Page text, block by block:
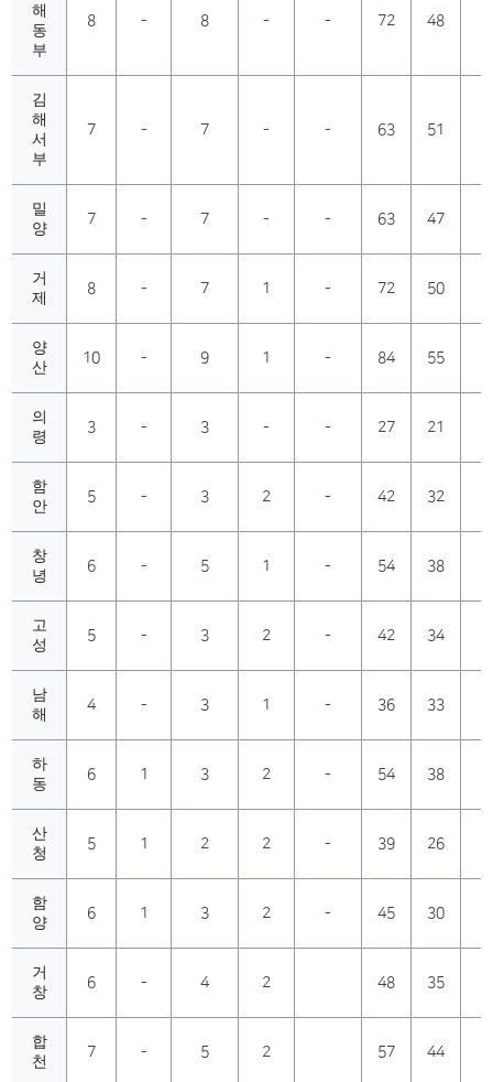
해
동
부
8 - 8 - - 72 48
김
해
서
부
7 - 7 - - 63 51
밀
양
7 - 7 - - 63 47
거
제
8 - 7 1 - 72 50
양
산
10 - 9 1 - 84 55
의
령
3 - 3 - - 27 21
함
안
5 - 3 2 - 42 32
창
녕
6 - 5 1 - 54 38
고
성
5 - 3 2 - 42 34
남
해
4 - 3 1 - 36 33
하
동
6 1 3 2 - 54 38
산
청
5 1 2 2 - 39 26
함
양
6 1 3 2 - 45 30
거
창
6 - 4 2 48 35
합
천
7 - 5 2 57 44